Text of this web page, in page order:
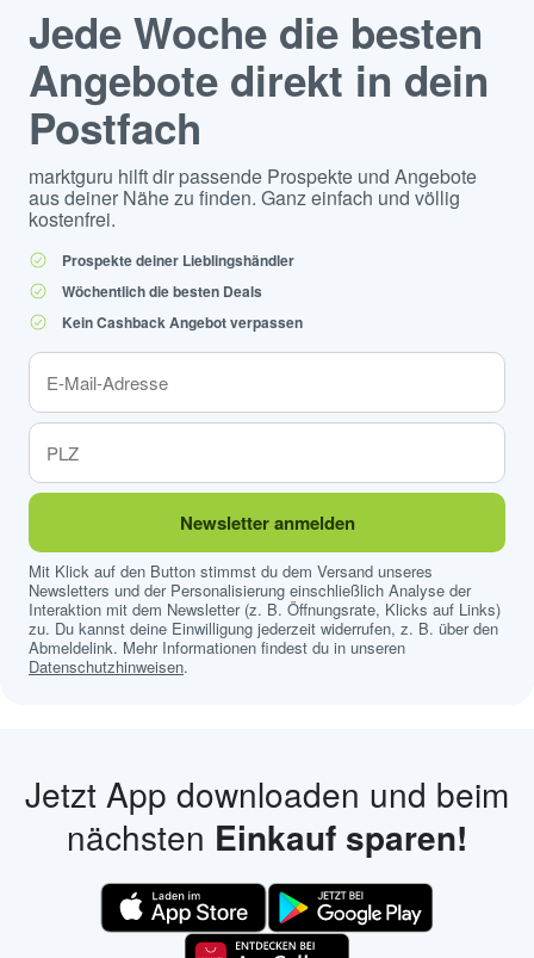
Jede Woche die besten
Angebote direkt in dein
Postfach
marktguru hilft dir passende Prospekte und Angebote
aus deiner Nähe zu finden. Ganz einfach und völlig
kostenfrei.
Prospekte deiner Lieblingshändler
Wöchentlich die besten Deals
Kein Cashback Angebot verpassen
Newsletter anmelden
Mit Klick auf den Button stimmst du dem Versand unseres
Newsletters und der Personalisierung einschließlich Analyse der
Interaktion mit dem Newsletter (z. B. Öffnungsrate, Klicks auf Links)
zu. Du kannst deine Einwilligung jederzeit widerrufen, z. B. über den
Abmeldelink. Mehr Informationen findest du in unseren
Datenschutzhinweisen.
Jetzt App downloaden und beim
nächsten Einkauf sparen!